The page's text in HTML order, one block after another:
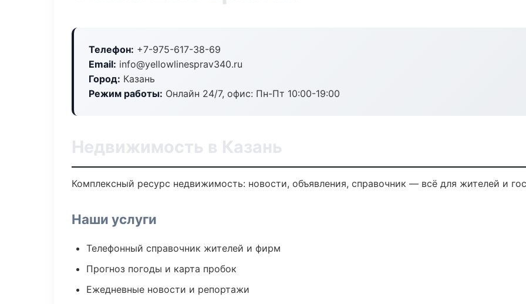
Телефон: +7-975-617-38-69
Email: info@yellowlinesprav340.ru
Город: Казань
Режим работы: Онлайн 24/7, офис: Пн-Пт 10:00-19:00
Недвижимость в Казань
Комплексный ресурс недвижимость: новости, объявления, справочник — всё для жителей и
Наши услуги
Телефонный справочник жителей и фирм
Прогноз погоды и карта пробок
Ежедневные новости и репортажи